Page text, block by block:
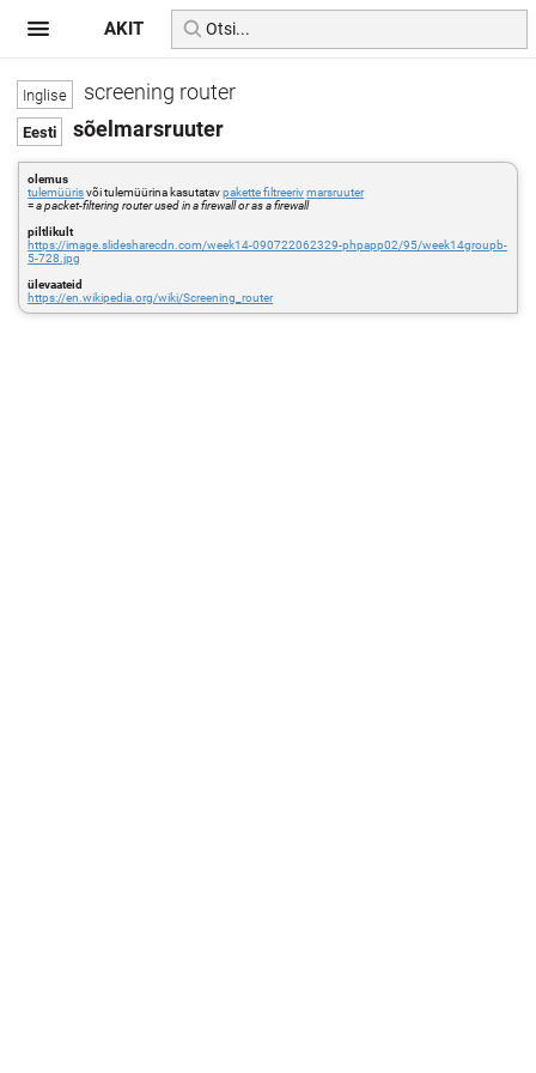
screening router
sõelmarsruuter
olemus
tulemüürisvõi tulemüürina kasutatavpakette filtreerivmarsruuter
=a packet-filtering router used in a firewall or as a firewall
piltlikult
https://image.slidesharecdn.com/week14-090722062329-phpapp02/95/week14groupb-
5-728.jpg
ülevaateid
https://en.wikipedia.org/wiki/Screening_router
AKIT